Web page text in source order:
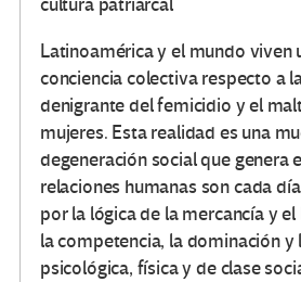
cultura patriarcal
Latinoamérica y el mundo viven
conciencia colectiva respecto a
denigrante del femicidio y el
mujeres. Esta realidad es una
degeneración social que genera
relaciones humanas son cada
por la lógica de la mercancía y
la competencia, la dominación y
psicológica, física y de clase